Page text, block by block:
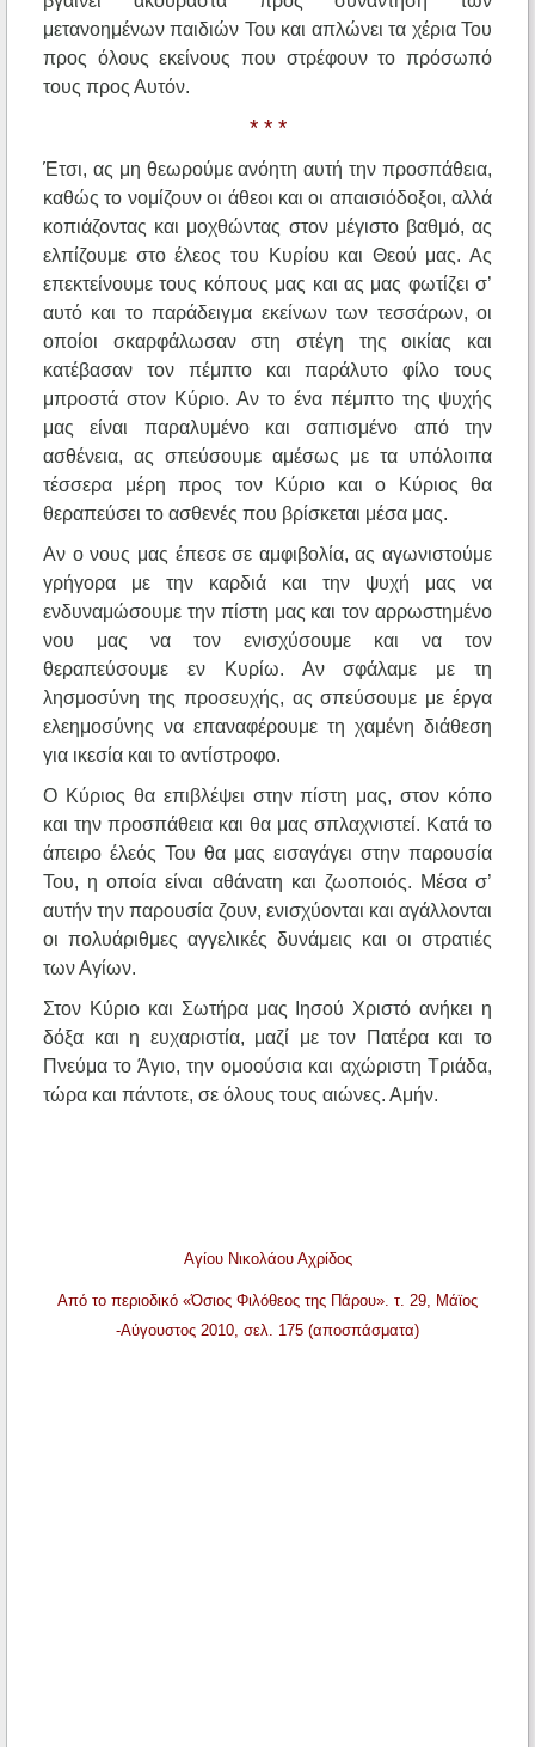
μετανοημένων παιδιών Του και απλώνει τα χέρια Του
προς όλους εκείνους που στρέφουν το πρόσωπό
τους προς Αυτόν.
* * *
Έτσι, ας μη θεωρούμε ανόητη αυτή την προσπάθεια,
καθώς το νομίζουν οι άθεοι και οι απαισιόδοξοι, αλλά
κοπιάζοντας και μοχθώντας στον μέγιστο βαθμό, ας
ελπίζουμε στο έλεος του Κυρίου και Θεού μας. Ας
επεκτείνουμε τους κόπους μας και ας μας φωτίζει σ’
αυτό και το παράδειγμα εκείνων των τεσσάρων, οι
οποίοι σκαρφάλωσαν στη στέγη της οικίας και
κατέβασαν τον πέμπτο και παράλυτο φίλο τους
μπροστά στον Κύριο. Αν το ένα πέμπτο της ψυχής
μας είναι παραλυμένο και σαπισμένο από την
ασθένεια, ας σπεύσουμε αμέσως με τα υπόλοιπα
τέσσερα μέρη προς τον Κύριο και ο Κύριος θα
θεραπεύσει το ασθενές που βρίσκεται μέσα μας.
Αν ο νους μας έπεσε σε αμφιβολία, ας αγωνιστούμε
γρήγορα με την καρδιά και την ψυχή μας να
ενδυναμώσουμε την πίστη μας και τον αρρωστημένο
νου μας να τον ενισχύσουμε και να τον
θεραπεύσουμε εν Κυρίω. Αν σφάλαμε με τη
λησμοσύνη της προσευχής, ας σπεύσουμε με έργα
ελεημοσύνης να επαναφέρουμε τη χαμένη διάθεση
για ικεσία και το αντίστροφο.
Ο Κύριος θα επιβλέψει στην πίστη μας, στον κόπο
και την προσπάθεια και θα μας σπλαχνιστεί. Κατά το
άπειρο έλεός Του θα μας εισαγάγει στην παρουσία
Του, η οποία είναι αθάνατη και ζωοποιός. Μέσα σ’
αυτήν την παρουσία ζουν, ενισχύονται και αγάλλονται
οι πολυάριθμες αγγελικές δυνάμεις και οι στρατιές
των Αγίων.
Στον Κύριο και Σωτήρα μας Ιησού Χριστό ανήκει η
δόξα και η ευχαριστία, μαζί με τον Πατέρα και το
Πνεύμα το Άγιο, την ομοούσια και αχώριστη Τριάδα,
τώρα και πάντοτε, σε όλους τους αιώνες. Αμήν.
Αγίου Νικολάου Αχρίδος
Από το περιοδικό «Όσιος Φιλόθεος της Πάρου». τ. 29, Μάϊος
-Αύγουστος 2010, σελ. 175 (αποσπάσματα)